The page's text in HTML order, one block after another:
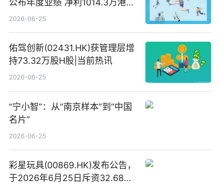
公布年度业绩 净利1014.3万港元
同比扭亏为盈
2026-06-25
佑驾创新(02431.HK)获管理层增
持73.32万股H股|当前热讯
2026-06-25
“宁小智”：从“南京样本”到“中国
名片”
2026-06-25
彩星玩具(00869.HK)发布公告，
于2026年6月25日斥资32.68万